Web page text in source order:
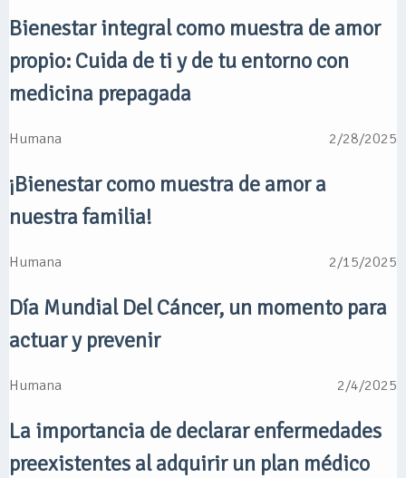
Bienestar integral como muestra de amor
propio: Cuida de ti y de tu entorno con
medicina prepagada
Humana 2/28/2025
¡Bienestar como muestra de amor a
nuestra familia!
Humana 2/15/2025
Día Mundial Del Cáncer, un momento para
actuar y prevenir
Humana 2/4/2025
La importancia de declarar enfermedades
preexistentes al adquirir un plan médico